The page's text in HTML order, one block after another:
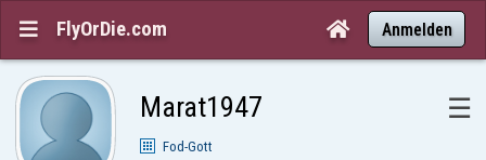
 FlyOrDie.com  Anmelden
Marat1947 ☰
Fod-Gott